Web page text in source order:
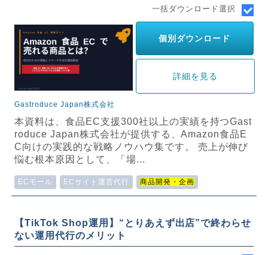
一括ダウンロード選択
個別ダウンロード
詳細を見る
Gastroduce Japan株式会社
本資料は、食品EC支援300社以上の実績を持つGast
roduce Japan株式会社が提供する、Amazon食品E
C向けの実践的な戦略ノウハウ集です。 売上が伸び
悩む根本原因として、「場...
ECモール ECサイト運営代行 商品開発・企画
【TikTok Shop運用】“とりあえず出店”で終わらせ
ない運用代行のメリット